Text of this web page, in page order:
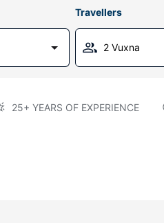
Travellers
2 Vuxna
25+ YEARS OF EXPERIENCE